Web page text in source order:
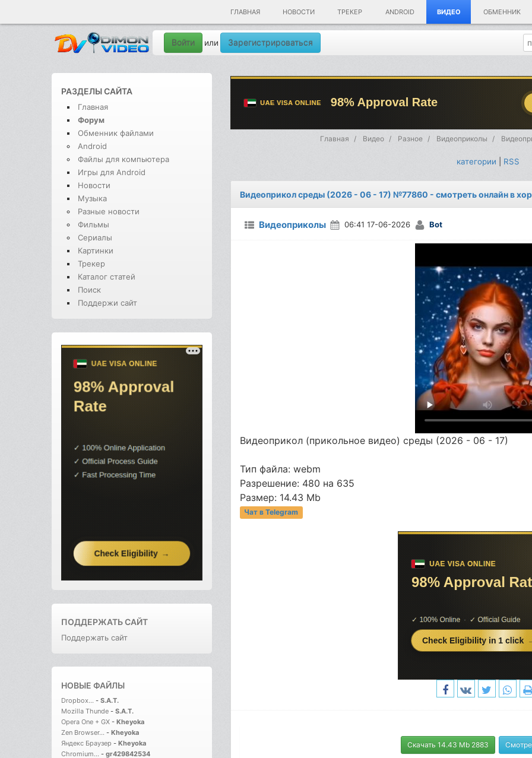
ГЛАВНАЯ НОВОСТИ ТРЕКЕР ANDROID ВИДЕО ОБМЕННИК
Войти или Зарегистрироваться
РАЗДЕЛЫ САЙТА
Главная
Форум
Обменник файлами
Android
Файлы для компьютера
Игры для Android
Новости
Музыка
Разные новости
Фильмы
Сериалы
Картинки
Трекер
Каталог статей
Поиск
Поддержи сайт
ПОДДЕРЖАТЬ САЙТ
Поддержать сайт
НОВЫЕ ФАЙЛЫ
Dropbox... - S.A.T.
Mozilla Thunde - S.A.T.
Opera One + GX - Kheyoka
Zen Browser... - Kheyoka
Яндекс Браузер - Kheyoka
Chromium... - gr429842534
Главная Видео Разное Видеоприколы
категории RSS
Видеоприкол среды (2026 - 06 - 17) №77860 - смотреть онлайн в
Видеоприколы 06:41 17-06-2026 Bot
Видеоприкол (прикольное видео) среды (2026 - 06 - 17)
Тип файла: webm
Разрешение: 480 на 635
Размер: 14.43 Mb
Чат в Telegram
Скачать 14.43 Mb 2883